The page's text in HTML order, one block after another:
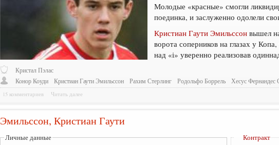
Молодые «красные» смогли
поединка, и заслуженно одолели
Кристиан Гаути Эмильссон вышел
ворота соперников на глазах у
над «i» уверенно реализовав
Кристал Пэлас
Конор Коуди
Кристиан Гаути Эмильссон Рахим Стерлинг Родольфо Боррель Хесус Фернандес
15 комментариев Читать далее
Эмильссон, Кристиан Гаути
Личные данные Контракт